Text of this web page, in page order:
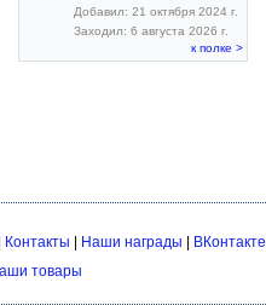
Добавил: 21 октября 2024 г.
Заходил: 6 августа 2026 г.
к полке >
Контакты Наши награды
ВКонтакте
товары